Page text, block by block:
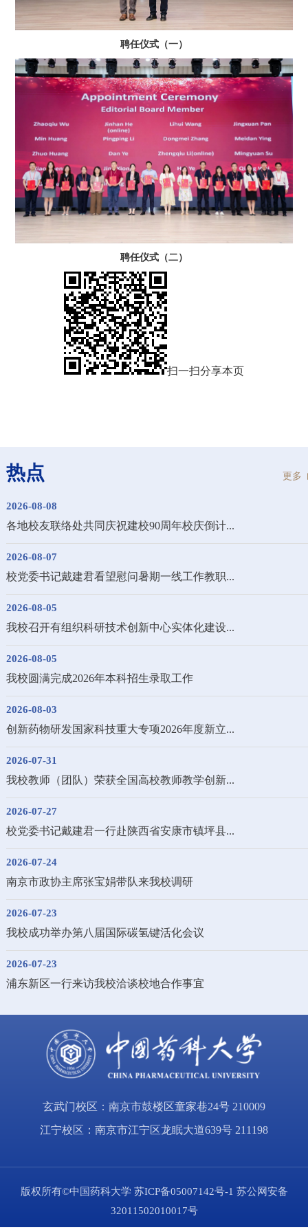
聘任仪式（一）
聘任仪式（二）
扫一扫分享本页
热点 更多
2026-08-08
各地校友联络处共同庆祝建校90周年校庆倒计...
2026-08-07
校党委书记戴建君看望慰问暑期一线工作教职...
2026-08-05
我校召开有组织科研技术创新中心实体化建设...
2026-08-05
我校圆满完成2026年本科招生录取工作
2026-08-03
创新药物研发国家科技重大专项2026年度新立...
2026-07-31
我校教师（团队）荣获全国高校教师教学创新...
2026-07-27
校党委书记戴建君一行赴陕西省安康市镇坪县...
2026-07-24
南京市政协主席张宝娟带队来我校调研
2026-07-23
我校成功举办第八届国际碳氢键活化会议
2026-07-23
浦东新区一行来访我校洽谈校地合作事宜
玄武门校区：南京市鼓楼区童家巷24号 210009
江宁校区：南京市江宁区龙眠大道639号 211198
版权所有©中国药科大学 苏ICP备05007142号-1 苏公网安备
32011502010017号